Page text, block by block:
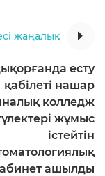
жаңалық
есту
қабілеті нашар
колледж
жұмыс
істейтін
ашылды